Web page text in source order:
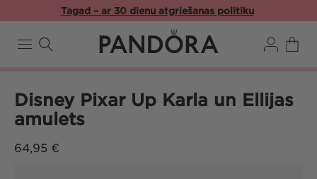
Tagad – ar 30 dienu atgriešanas politiku
Pieslēgties
Ratiņi
Disney Pixar Up Karla un Ellijas
amulets
Parastā
64,95 €